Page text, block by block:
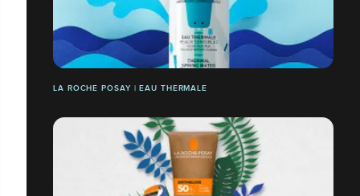
LA ROCHE POSAY | EAU THERMALE